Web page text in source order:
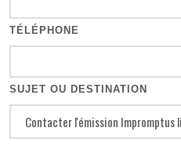
TÉLÉPHONE
SUJET OU DESTINATION